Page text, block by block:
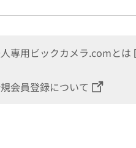
専用ビックカメラ.comとは
会員登録について